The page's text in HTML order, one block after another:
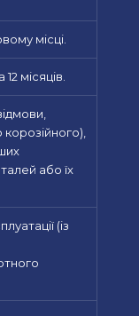
місці.
місяців.
або їх
(із